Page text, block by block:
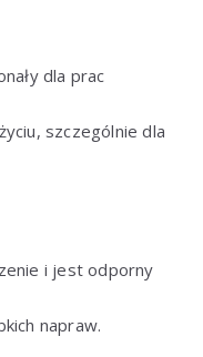
dla prac
szczególnie dla
i jest odporny
napraw.